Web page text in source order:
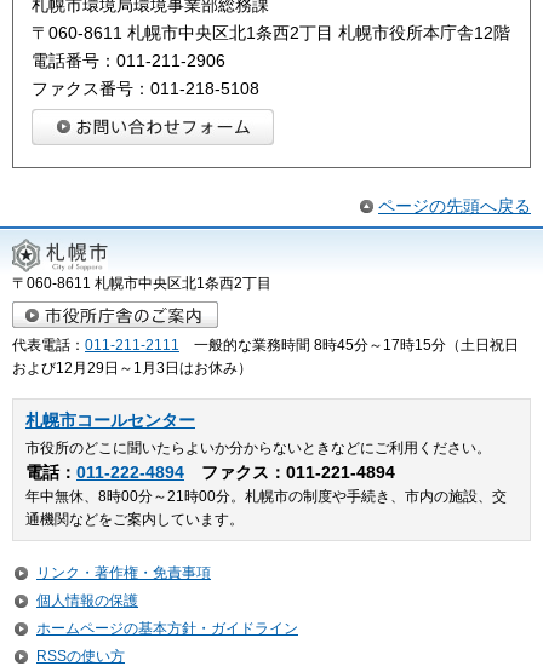
札幌市環境局環境事業部総務課
〒060-8611 札幌市中央区北1条西2丁目 札幌市役所本庁舎12階
電話番号：011-211-2906
ファクス番号：011-218-5108
ページの先頭へ戻る
〒060-8611 札幌市中央区北1条西2丁目
代表電話： 011-211-2111 一般的な業務時間 8時45分～17時15分（土日祝日
および12月29日～1月3日はお休み）
札幌市コールセンター
市役所のどこに聞いたらよいか分からないときなどにご利用ください。
電話： 011-222-4894 ファクス：011-221-4894
年中無休、8時00分～21時00分。札幌市の制度や手続き、市内の施設、交
通機関などをご案内しています。
リンク・著作権・免責事項
個人情報の保護
ホームページの基本方針・ガイドライン
RSSの使い方